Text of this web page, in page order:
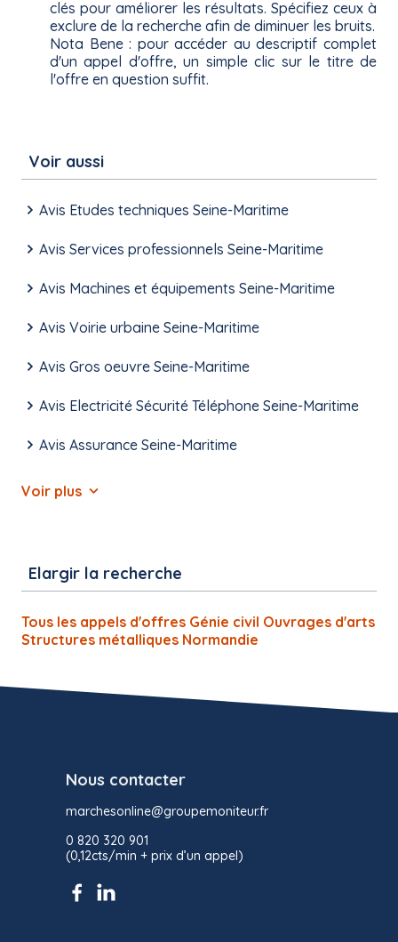
clés pour améliorer les résultats. Spécifiez ceux à
exclure de la recherche afin de diminuer les bruits.
Nota Bene : pour accéder au descriptif complet
d'un appel d'offre, un simple clic sur le titre de
l'offre en question suffit.
Voir aussi
Avis Etudes techniques Seine-Maritime
Avis Services professionnels Seine-Maritime
Avis Machines et équipements Seine-Maritime
Avis Voirie urbaine Seine-Maritime
Avis Gros oeuvre Seine-Maritime
Avis Electricité Sécurité Téléphone Seine-Maritime
Avis Assurance Seine-Maritime
Voir plus
Elargir la recherche
Tous les appels d'offres Génie civil Ouvrages d'arts
Structures métalliques Normandie
Nous contacter
marchesonline@groupemoniteur.fr
0 820 320 901
(0,12cts/min + prix d’un appel)